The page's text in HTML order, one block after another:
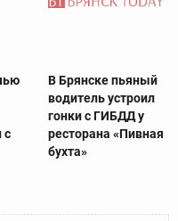
с
В Брянске пьяный
водитель устроил
гонки с ГИБДД у
ресторана «Пивная
бухта»